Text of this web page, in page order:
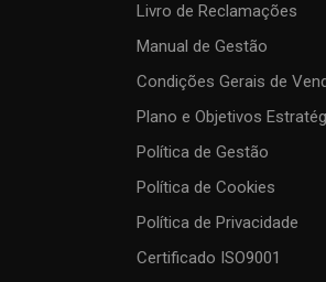
Livro de Reclamações
Manual de Gestão
Condições Gerais de
Plano e Objetivos
Política de Gestão
Política de Cookies
Política de Privacidade
Certificado ISO9001